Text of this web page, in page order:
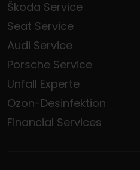
Škoda Service
Seat Service
Audi Service
Porsche Service
Unfall Experte
Ozon-Desinfektion
Financial Services